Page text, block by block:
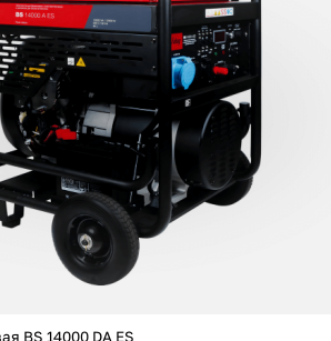
BS 14000 DA ES
об оплате Плайтом
25
Остались вопросы?
8 800 302-02-51